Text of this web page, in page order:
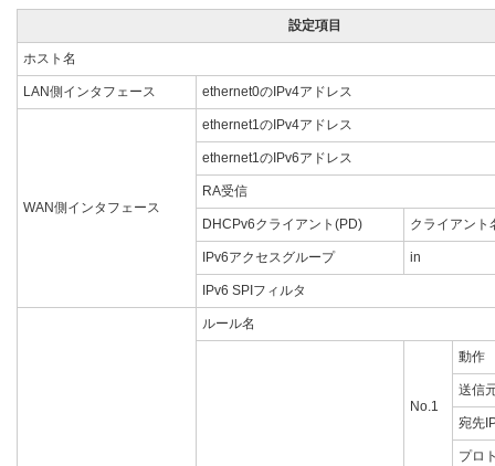
設定項目
ホスト名
LAN側インタフェース ethernet0のIPv4アドレス
WAN側インタフェース
ethernet1のIPv4アドレス
ethernet1のIPv6アドレス
RA受信
DHCPv6クライアント(PD) クライアント
IPv6アクセスグループ in
IPv6 SPIフィルタ
ルール名
No.1
動作
送信
宛先
プロ